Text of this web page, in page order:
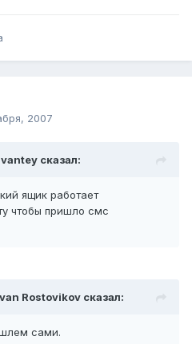
2007
сказал:
ящик работает
чтобы пришло смс
Rostovikov сказал:
сами.